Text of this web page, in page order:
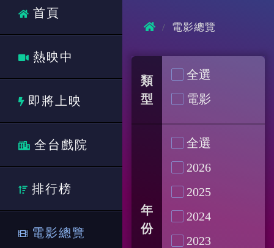
首頁
熱映中
即將上映
全台戲院
排行榜
電影總覽
電影總覽
類
型
全選
電影
年
份
全選
2026
2025
2024
2023